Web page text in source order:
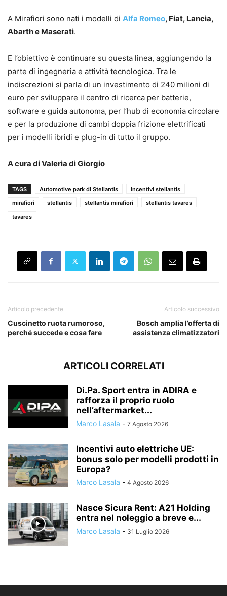
A Mirafiori sono nati i modelli di Alfa Romeo, Fiat, Lancia,
Abarth e Maserati.
E l’obiettivo è continuare su questa linea, aggiungendo la
parte di ingegneria e attività tecnologica. Tra le
indiscrezioni si parla di un investimento di 240 milioni di
euro per sviluppare il centro di ricerca per batterie,
software e guida autonoma, per l’hub di economia circolare
e per la produzione di cambi doppia frizione elettrificati
per i modelli ibridi e plug-in di tutto il gruppo.
A cura di Valeria di Giorgio
TAGS Automotive park di Stellantis
incentivi stellantis
mirafiori
stellantis stellantis mirafiori
stellantis tavares
tavares
Articolo precedente
Cuscinetto ruota rumoroso,
perché succede e cosa fare
Articolo successivo
Bosch amplia l’offerta di
assistenza climatizzatori
ARTICOLI CORRELATI
Di.Pa. Sport entra in ADIRA e
rafforza il proprio ruolo
nell’aftermarket...
Marco Lasala - 7 Agosto 2026
Incentivi auto elettriche UE:
bonus solo per modelli prodotti in
Europa?
Marco Lasala - 4 Agosto 2026
Nasce Sicura Rent: A21 Holding
entra nel noleggio a breve e...
Marco Lasala - 31 Luglio 2026